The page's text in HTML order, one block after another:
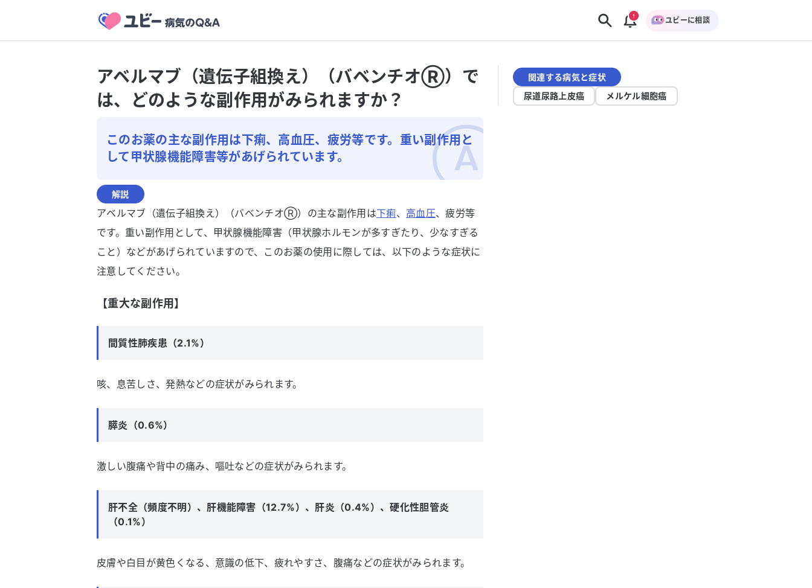
ユビーに相談
アベルマブ（遺伝子組換え）（バベンチオⓇ）で
は、どのような副作用がみられますか？
このお薬の主な副作用は下痢、高血圧、疲労等です。重い副作用と
して甲状腺機能障害等があげられています。
解説
アベルマブ（遺伝子組換え）（バベンチオⓇ）の主な副作用は下痢、 高血圧、疲労等
です。重い副作用として、甲状腺機能障害（甲状腺ホルモンが多すぎたり、少なすぎる
こと）などがあげられていますので、このお薬の使用に際しては、以下のような症状に
注意してください。
【重大な副作用】
間質性肺疾患（2.1%）
咳、息苦しさ、発熱などの症状がみられます。
膵炎（0.6%）
激しい腹痛や背中の痛み、嘔吐などの症状がみられます。
肝不全（頻度不明）、肝機能障害（12.7%）、肝炎（0.4%）、硬化性胆管炎
（0.1%）
皮膚や白目が黄色くなる、意識の低下、疲れやすさ、腹痛などの症状がみられます。
関連する病気と症状
尿道尿路上皮癌
メルケル細胞癌